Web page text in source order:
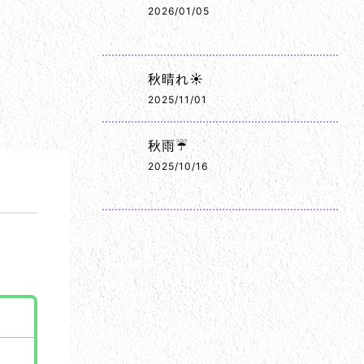
2026/01/05
秋晴れ☀️
2025/11/01
秋雨☔
2025/10/16